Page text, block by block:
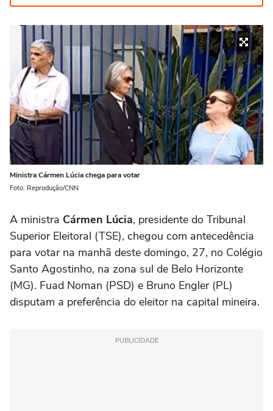
Ministra Cármen Lúcia chega para votar
Foto: Reprodução/CNN
A ministra Cármen Lúcia, presidente do Tribunal
Superior Eleitoral (TSE), chegou com antecedência
para votar na manhã deste domingo, 27, no Colégio
Santo Agostinho, na zona sul de Belo Horizonte
(MG). Fuad Noman (PSD) e Bruno Engler (PL)
disputam a preferência do eleitor na capital mineira.
PUBLICIDADE